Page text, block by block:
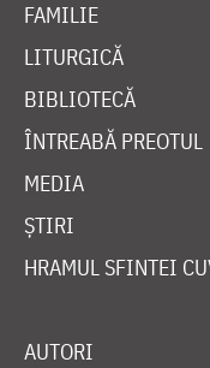
FAMILIE
LITURGICĂ
BIBLIOTECĂ
ÎNTREABĂ PREOTUL
MEDIA
ȘTIRI
HRAMUL SFINTEI
AUTORI